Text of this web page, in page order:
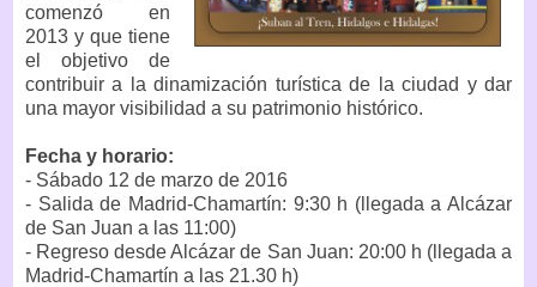
comenzó en
2013 y que tiene
el objetivo de
contribuir a la dinamización turística de la ciudad y dar
una mayor visibilidad a su patrimonio histórico.
Fecha y horario:
- Sábado 12 de marzo de 2016
- Salida de Madrid-Chamartín: 9:30 h (llegada a Alcázar
de San Juan a las 11:00)
- Regreso desde Alcázar de San Juan: 20:00 h (llegada a
Madrid-Chamartín a las 21.30 h)